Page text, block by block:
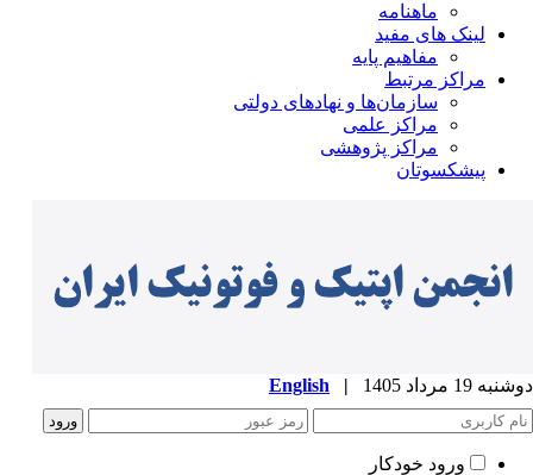
ماهنامه
لینک های مفید
مفاهیم پایه
مراکز مرتبط
سازمان‌ها و نهادهای دولتی
مراکز علمی
مراکز پژوهشی
پیشکسوتان
19 مرداد 1405 |
English
ورود خودکار